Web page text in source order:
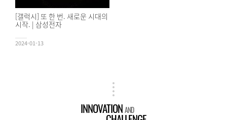
[갤럭시] 또 한 번. 새로운 시대의
시작. | 삼성전자
2024-01-13
INNOVATIONAND